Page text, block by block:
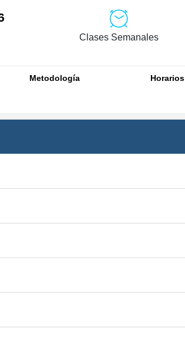
Clases Semanales
Metodología Horarios